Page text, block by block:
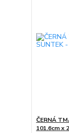
ČERNÁ
101.6cm x